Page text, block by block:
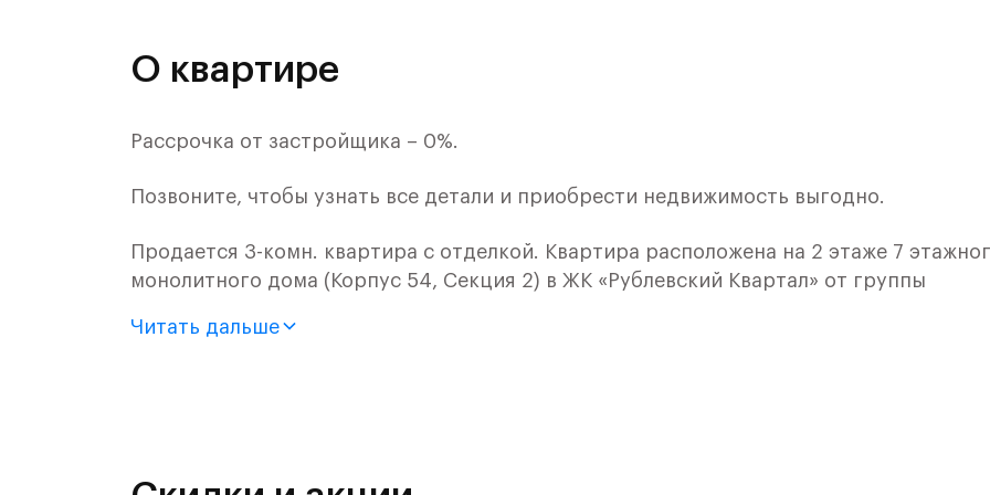
О квартире
Рассрочка от застройщика – 0%.
Позвоните, чтобы узнать все детали и приобрести недвижимость выгодно.
Продается 3-комн. квартира с отделкой. Квартира расположена на 2 этаже 7
монолитного дома (Корпус 54, Секция 2) в ЖК «Рублевский Квартал» от группы
Читать дальше